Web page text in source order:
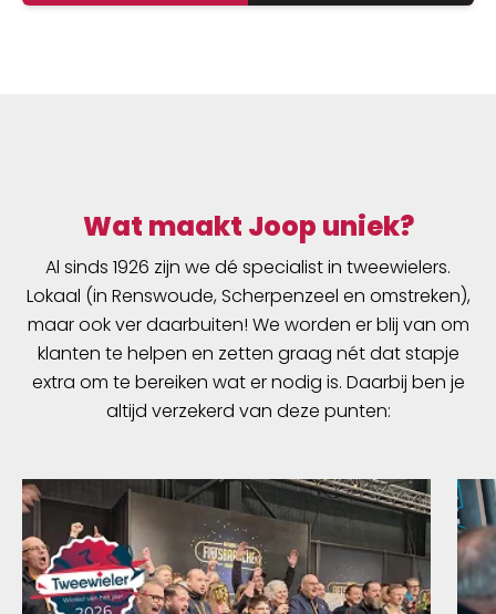
Wat maakt Joop uniek?
Al sinds 1926 zijn we dé specialist in tweewielers.
Lokaal (in Renswoude, Scherpenzeel en omstreken),
maar ook ver daarbuiten! We worden er blij van om
klanten te helpen en zetten graag nét dat stapje
extra om te bereiken wat er nodig is. Daarbij ben je
altijd verzekerd van deze punten: